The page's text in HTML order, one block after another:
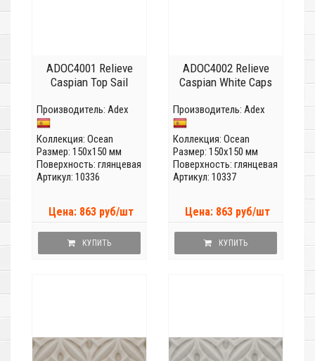
ADOC4001 Relieve
Caspian Top Sail
Производитель: Adex
Коллекция: Ocean
Размер: 150x150 мм
Поверхность: глянцевая
Артикул: 10336
Цена: 863 руб/шт
КУПИТЬ
ADOC4002 Relieve
Caspian White Caps
Производитель: Adex
Коллекция: Ocean
Размер: 150x150 мм
Поверхность: глянцевая
Артикул: 10337
Цена: 863 руб/шт
КУПИТЬ